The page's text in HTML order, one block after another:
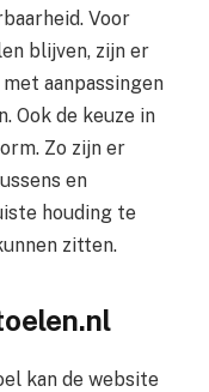
Voor
blijven, zijn er
aanpassingen
Ook de keuze in
Zo zijn er
en
houding te
zitten.
kan de website